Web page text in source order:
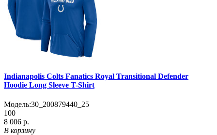
Indianapolis Colts Fanatics Royal Transitional Defender
Hoodie Long Sleeve T-Shirt
Модель:30_200879440_25
100
8 006 р.
В корзину